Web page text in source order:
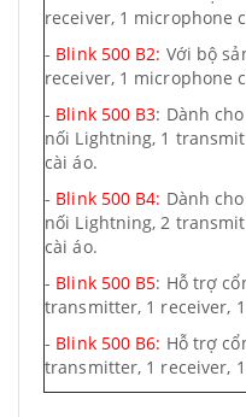
receiver, 1 microphone
- Blink 500 B2: Với bộ
receiver, 1 microphone
- Blink 500 B3: Dành
nối Lightning, 1
cài áo.
- Blink 500 B4: Dành
nối Lightning, 2
cài áo.
- Blink 500 B5: Hỗ trợ
transmitter, 1 receiver,
- Blink 500 B6: Hỗ trợ
transmitter, 1 receiver,